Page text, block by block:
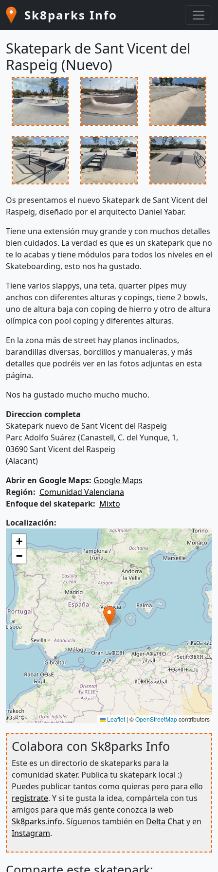
Pasar al contenido principal
Sk8parks Info
Skatepark de Sant Vicent del
Raspeig (Nuevo)
Os presentamos el nuevo Skatepark de Sant Vicent del
Raspeig, diseñado por el arquitecto Daniel Yabar.
Tiene una extensión muy grande y con muchos detalles
bien cuidados. La verdad es que es un skatepark que no
te lo acabas y tiene módulos para todos los niveles en el
Skateboarding, esto nos ha gustado.
Tiene varios slappys, una teta, quarter pipes muy
anchos con diferentes alturas y copings, tiene 2 bowls,
uno de altura baja con coping de hierro y otro de altura
olímpica con pool coping y diferentes alturas.
En la zona más de street hay planos inclinados,
barandillas diversas, bordillos y manualeras, y más
detalles que podréis ver en las fotos adjuntas en esta
página.
Nos ha gustado mucho mucho mucho.
Direccion completa
Skatepark nuevo de Sant Vicent del Raspeig
Parc Adolfo Suárez (Canastell, C. del Yunque, 1,
03690 Sant Vicent del Raspeig
(Alacant)
Abrir en Google Maps: Google Maps
Región
Comunidad Valenciana
Enfoque del skatepark
Mixto
Localización:
+
−
Leaflet | ©OpenStreetMapcontributors
Colabora con Sk8parks Info
Este es un directorio de skateparks para la
comunidad skater. Publica tu skatepark local :)
Puedes publicar tantos como quieras pero para ello
regístrate. Y si te gusta la idea, compártela con tus
amigos para que más gente conozca la web
Sk8parks.info. Síguenos también en Delta Chaty en
Instagram.